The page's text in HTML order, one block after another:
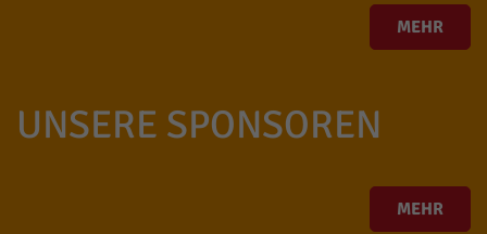
MEHR
UNSERE SPONSOREN
MEHR